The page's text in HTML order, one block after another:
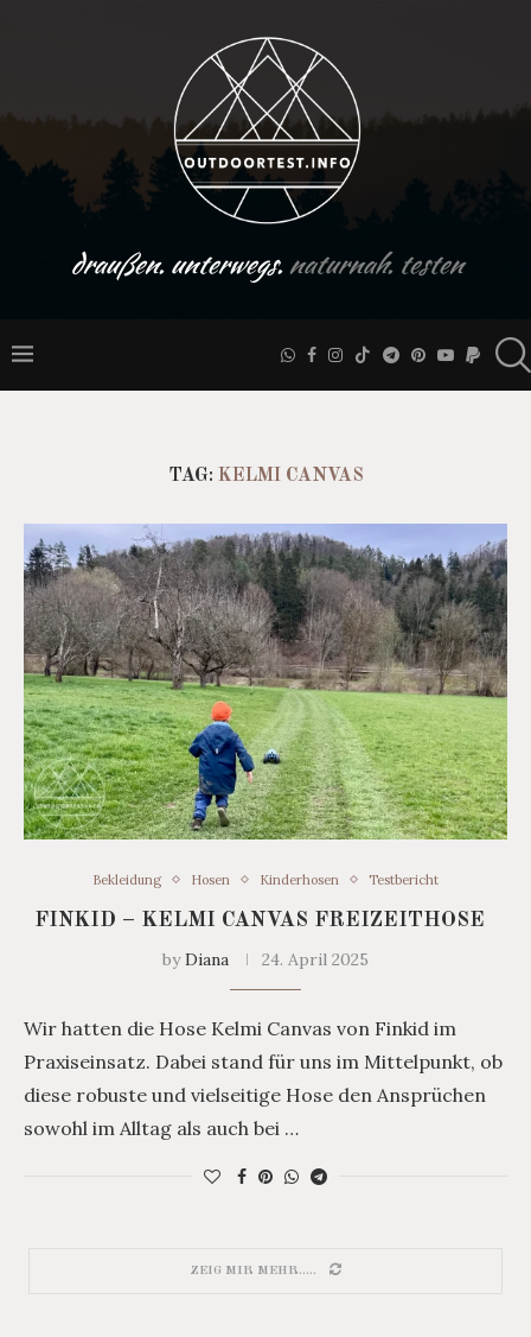
draußen. unterwegs.naturnah. testen
TAG: KELMI CANVAS
Bekleidung Hosen Kinderhosen Testbericht
FINKID – KELMI CANVAS FREIZEITHOSE
byDiana 24. April 2025
Wir hatten die Hose Kelmi Canvas von Finkid im
Praxiseinsatz. Dabei stand für uns im Mittelpunkt, ob
diese robuste und vielseitige Hose den Ansprüchen
sowohl im Alltag als auch bei …
ZEIG MIR MEHR.....